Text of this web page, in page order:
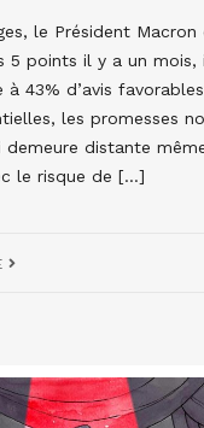
le Président Macron
5 points il y a un mois,
43% d’avis
les promesses
distante
le risque de […]